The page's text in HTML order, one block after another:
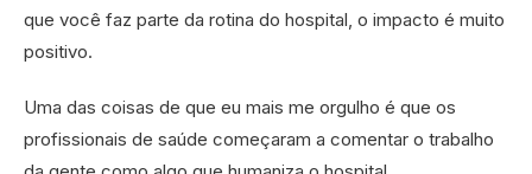
que você faz parte da rotina do hospital, o impacto é muito
positivo.
Uma das coisas de que eu mais me orgulho é que os
profissionais de saúde começaram a comentar o trabalho